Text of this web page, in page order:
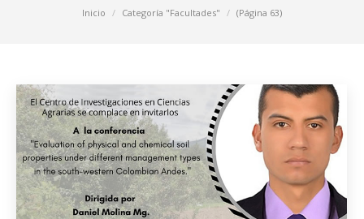
Inicio Categoría "Facultades" (Página 63)